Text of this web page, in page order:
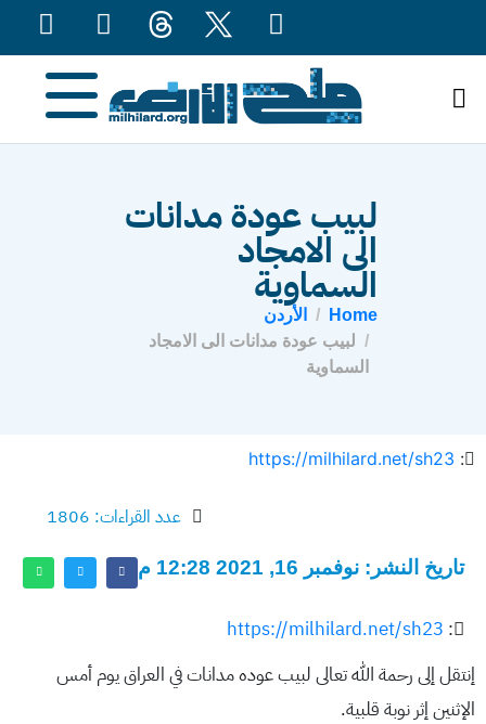
لبيب عودة مدانات
الى الامجاد
السماوية
Home
الأردن
لبيب عودة مدانات الى الامجاد
السماوية
:
https://milhilard.net/sh23
عدد القراءات: 1806
تاريخ النشر: نوفمبر 16, 2021 12:28 م
:
https://milhilard.net/sh23
إنتقل إلى رحمة الله تعالى لبيب عوده مدانات في العراق يوم أمس
الإثنين إثر نوبة قلبية.